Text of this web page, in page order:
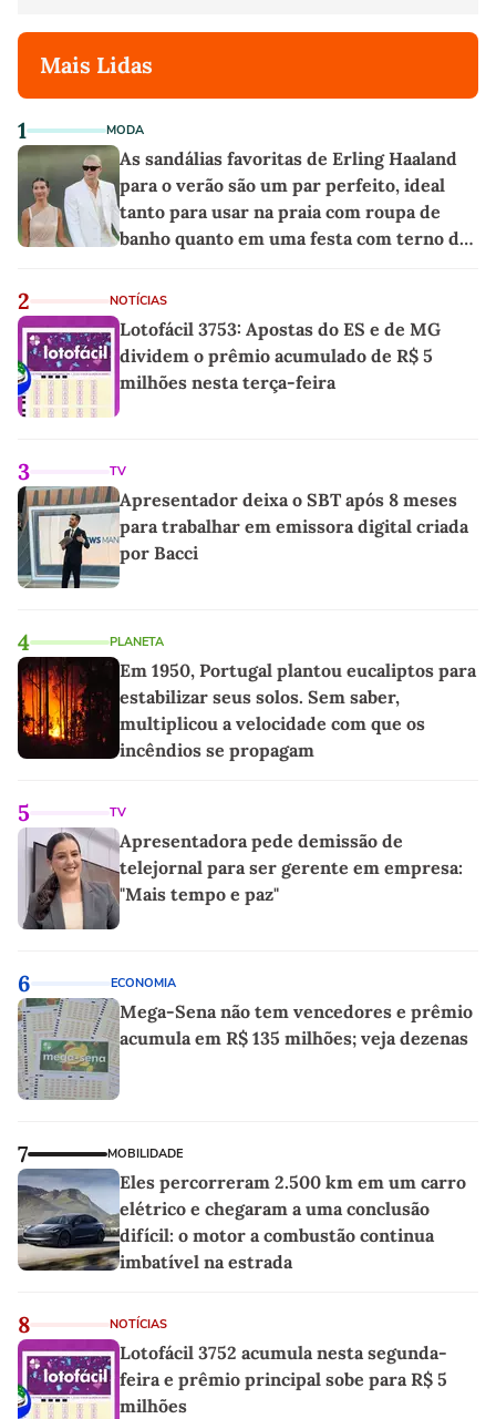
Mais Lidas
1 MODA
As sandálias favoritas de Erling Haaland
para o verão são um par perfeito, ideal
tanto para usar na praia com roupa de
banho quanto em uma festa com terno de
2 NOTÍCIAS
Lotofácil 3753: Apostas do ES e de MG
dividem o prêmio acumulado de R$ 5
milhões nesta terça-feira
3 TV
Apresentador deixa o SBT após 8 meses
para trabalhar em emissora digital criada
por Bacci
4 PLANETA
Em 1950, Portugal plantou eucaliptos para
estabilizar seus solos. Sem saber,
multiplicou a velocidade com que os
incêndios se propagam
5 TV
Apresentadora pede demissão de
telejornal para ser gerente em empresa:
"Mais tempo e paz"
6 ECONOMIA
Mega-Sena não tem vencedores e prêmio
acumula em R$ 135 milhões; veja dezenas
7 MOBILIDADE
Eles percorreram 2.500 km em um carro
elétrico e chegaram a uma conclusão
difícil: o motor a combustão continua
imbatível na estrada
8 NOTÍCIAS
Lotofácil 3752 acumula nesta segunda-
feira e prêmio principal sobe para R$ 5
milhões